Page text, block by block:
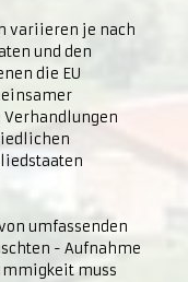
variieren je nach
und den
die EU
umfassenden
- Aufnahme
muss